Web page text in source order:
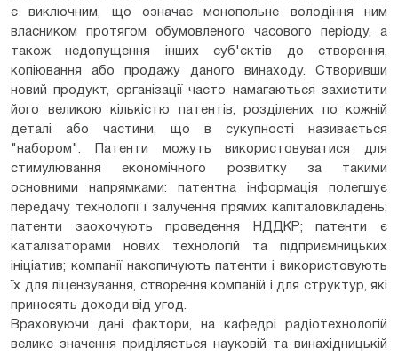
є виключним, що означає монопольне володіння ним
власником протягом обумовленого часового періоду, а
також недопущення інших суб'єктів до створення,
копіювання або продажу даного винаходу. Створивши
новий продукт, організації часто намагаються захистити
його великою кількістю патентів, розділених по кожній
деталі або частини, що в сукупності називається
"набором". Патенти можуть використовуватися для
стимулювання економічного розвитку за такими
основними напрямками: патентна інформація полегшує
передачу технології і залучення прямих капіталовкладень;
патенти заохочують проведення НДДКР; патенти є
каталізаторами нових технологій та підприємницьких
ініціатив; компанії накопичують патенти і використовують
їх для ліцензування, створення компаній і для структур, які
приносять доходи від угод.
Враховуючи дані фактори, на кафедрі радіотехнологій
велике значення приділяється науковій та винахідницькій